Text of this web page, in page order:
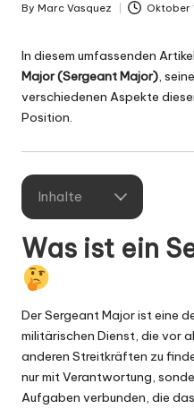
d
e
Posted
By Marc Vasquez Oktober
In diesem umfassenden
Major (Sergeant Major),
verschiedenen Aspekte
Position.
Inhalte
Was ist ein
Der Sergeant Major ist eine
militärischen Dienst, die vor
anderen Streitkräften zu
nur mit Verantwortung,
Aufgaben verbunden, die